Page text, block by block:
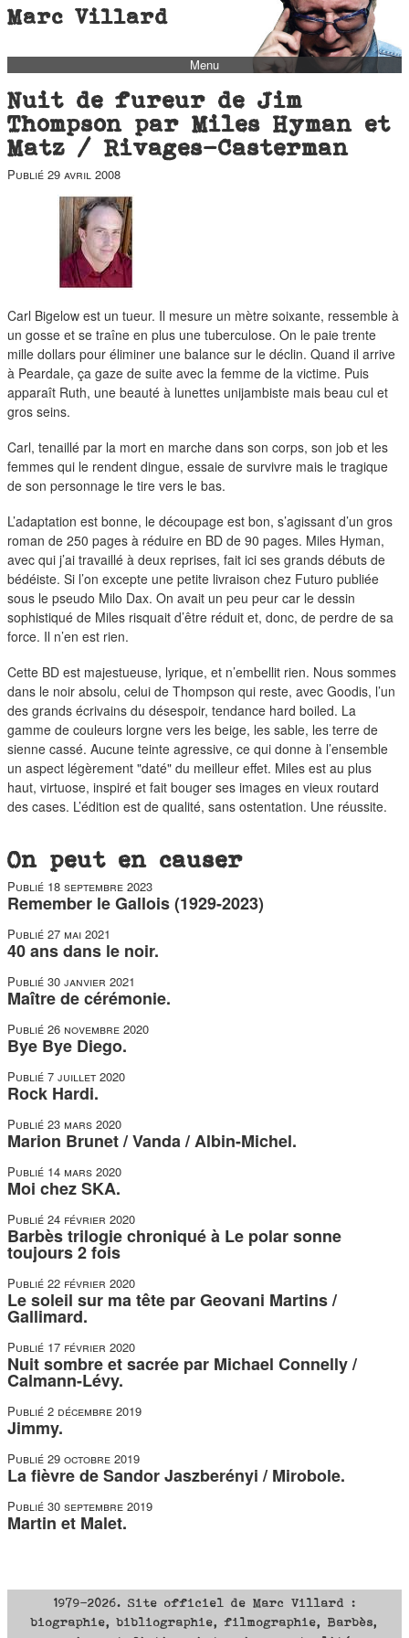
Marc Villard
Menu
biblio
filmo
famille
blog
short stories
Nuit de fureur de Jim
Thompson par Miles Hyman et
Matz / Rivages-Casterman
Publié 29 avril 2008
Carl Bigelow est un tueur. Il mesure un mètre soixante, ressemble à
un gosse et se traîne en plus une tuberculose. On le paie trente
mille dollars pour éliminer une balance sur le déclin. Quand il arrive
à Peardale, ça gaze de suite avec la femme de la victime. Puis
apparaît Ruth, une beauté à lunettes unijambiste mais beau cul et
gros seins.
Carl, tenaillé par la mort en marche dans son corps, son job et les
femmes qui le rendent dingue, essaie de survivre mais le tragique
de son personnage le tire vers le bas.
L’adaptation est bonne, le découpage est bon, s’agissant d’un gros
roman de 250 pages à réduire en BD de 90 pages. Miles Hyman,
avec qui j’ai travaillé à deux reprises, fait ici ses grands débuts de
bédéiste. Si l’on excepte une petite livraison chez Futuro publiée
sous le pseudo Milo Dax. On avait un peu peur car le dessin
sophistiqué de Miles risquait d’être réduit et, donc, de perdre de sa
force. Il n’en est rien.
Cette BD est majestueuse, lyrique, et n’embellit rien. Nous sommes
dans le noir absolu, celui de Thompson qui reste, avec Goodis, l’un
des grands écrivains du désespoir, tendance hard boiled. La
gamme de couleurs lorgne vers les beige, les sable, les terre de
sienne cassé. Aucune teinte agressive, ce qui donne à l’ensemble
un aspect légèrement "daté" du meilleur effet. Miles est au plus
haut, virtuose, inspiré et fait bouger ses images en vieux routard
des cases. L’édition est de qualité, sans ostentation. Une réussite.
On peut en causer
Publié 18 septembre 2023
Remember le Gallois (1929-2023)
Publié 27 mai 2021
40 ans dans le noir.
Publié 30 janvier 2021
Maître de cérémonie.
Publié 26 novembre 2020
Bye Bye Diego.
Publié 7 juillet 2020
Rock Hardi.
Publié 23 mars 2020
Marion Brunet / Vanda / Albin-Michel.
Publié 14 mars 2020
Moi chez SKA.
Publié 24 février 2020
Barbès trilogie chroniqué à Le polar sonne
toujours 2 fois
Publié 22 février 2020
Le soleil sur ma tête par Geovani Martins /
Gallimard.
Publié 17 février 2020
Nuit sombre et sacrée par Michael Connelly /
Calmann-Lévy.
Publié 2 décembre 2019
Jimmy.
Publié 29 octobre 2019
La fièvre de Sandor Jaszberényi / Mirobole.
Publié 30 septembre 2019
Martin et Malet.
1979-2026. Site officiel de Marc Villard :
biographie, bibliographie, filmographie, Barbès,